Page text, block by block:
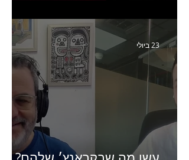
Humanz ישראל
23 ביולי